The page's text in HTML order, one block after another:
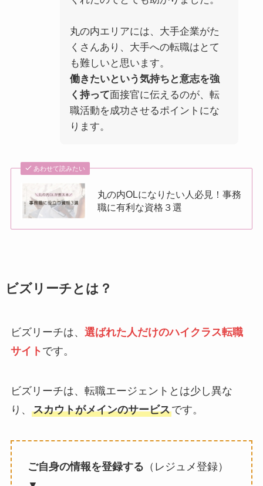
丸の内エリアには、大手企業がた
くさんあり、大手への転職はとて
も難しいと思います。
働きたいという気持ちと意志を強
く持って面接官に伝えるのが、転
職活動を成功させるポイントにな
ります。
あわせて読みたい
丸の内OLになりたい人必見！事務
職に有利な資格３選
ビズリーチとは？
ビズリーチは、 選ばれた人だけのハイクラス転職
サイト です。
ビズリーチは、転職エージェントとは少し異な
り、 スカウトがメインのサービスです。
ご自身の情報を登録する （レジュメ登録）